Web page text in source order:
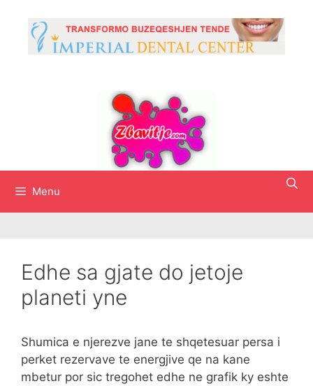
content
Menu
Edhe sa gjate do jetoje
planeti yne
Shumica e njerezve jane te shqetesuar persa i
perket rezervave te energjive qe na kane
mbetur por sic tregohet edhe ne grafik ky eshte